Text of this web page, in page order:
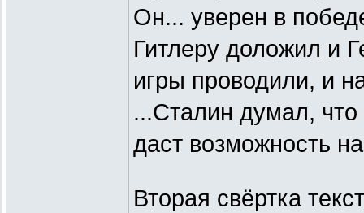
Он... уверен в
Гитлеру доложил и
игры проводили, и
...Сталин думал,
даст возможность
Вторая свёртка